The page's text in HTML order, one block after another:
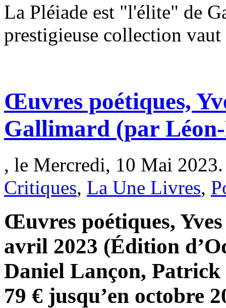
La Pléiade est "l'élite" de
prestigieuse collection
Œuvres poétiques,
Gallimard (par
, le Mercredi, 10 Mai
Critiques, La Une Livres,
Œuvres poétiques,
avril 2023 (Édition
Daniel Lançon, Patrick
79 € jusqu’en octobre